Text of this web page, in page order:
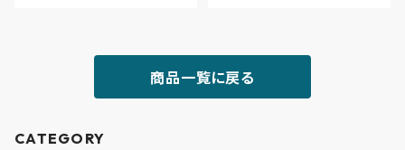
商品一覧に戻る
CATEGORY